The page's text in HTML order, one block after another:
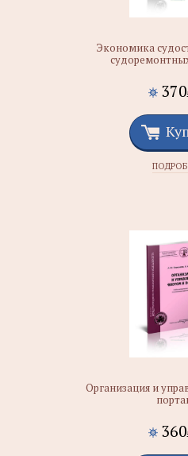
Экономика
370
Организация и
360